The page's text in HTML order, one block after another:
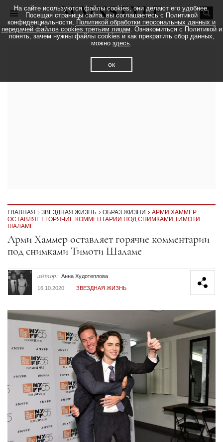
ГЛАВНАЯ ЗВЕЗДНАЯ ЖИЗНЬ ОБРАЗ ЖИЗНИ
АРМИ ХАММЕР
ОСТАВЛЯЕТ ГОРЯЧИЕ КОММЕНТАРИИ ПОД СНИМКАМИ ТИМОТИ
ШАЛАМЕ
Секция статей
Арми Хаммер оставляет горячие комментарии
под снимками Тимоти Шаламе
автор: Анна Худотеплова
16.10.2020
ЗВЕЗДНАЯ ЖИЗНЬ
На сайте исользуются файлы cookies, они делают его удобнее.
Посещая страницы сайта, вы соглашаетесь с Политикой
конфиденциальности, Политикой обработки персональных данных и
передачей файлов cookies третьим лицам. Ознакомиться с Политикой и
понять, зачем нужны файлы cookies и как прекратить сбор данных,
можно здесь.
ок